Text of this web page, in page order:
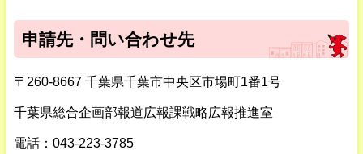
申請先・問い合わせ先
〒260-8667 千葉県千葉市中央区市場町1番1号
千葉県総合企画部報道広報課戦略広報推進室
電話：043-223-3785